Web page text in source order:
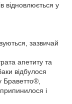
відновлюється у
зазвичай
апетиту та
відбулося
Браветто®,
і